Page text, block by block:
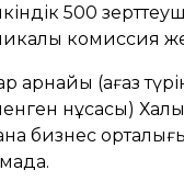
500
комиссия
арнайы (қағаз
нұсқасы)
бизнес